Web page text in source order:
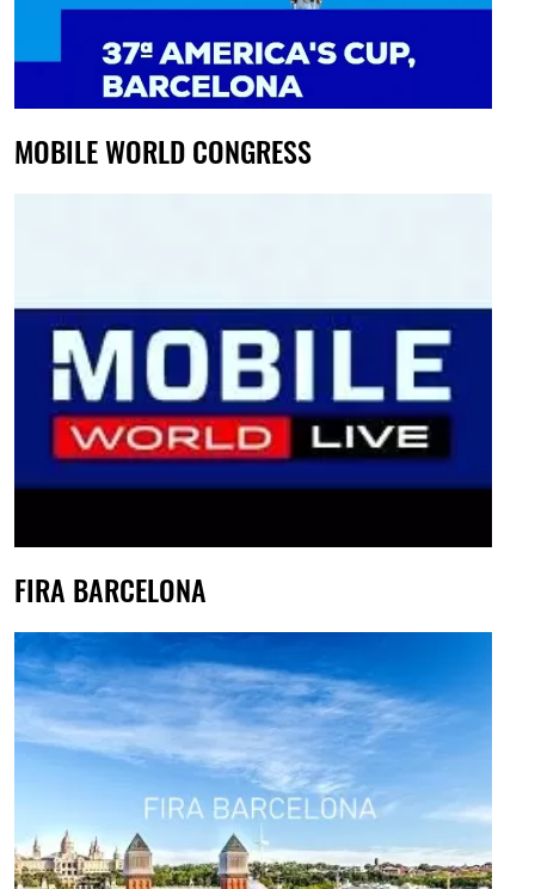
MOBILE WORLD CONGRESS
FIRA BARCELONA